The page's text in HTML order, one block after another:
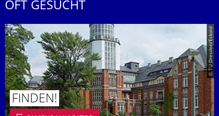
OFT GESUCHT
© TU Dresden/Eckold
FINDEN!